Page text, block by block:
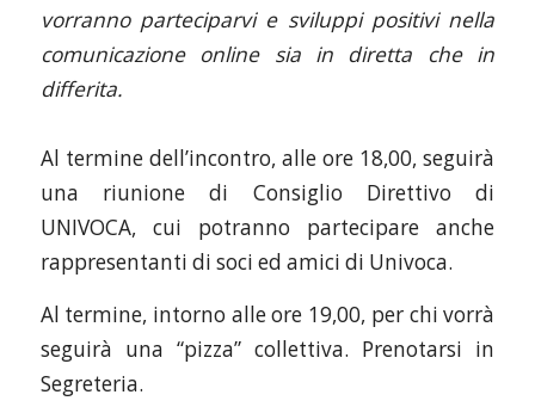
vorranno parteciparvi e sviluppi positivi nella
comunicazione online sia in diretta che in
differita.
Al termine dell’incontro, alle ore 18,00, seguirà
una riunione di Consiglio Direttivo di
UNIVOCA, cui potranno partecipare anche
rappresentanti di soci ed amici di Univoca.
Al termine, intorno alle ore 19,00, per chi vorrà
seguirà una “pizza” collettiva. Prenotarsi in
Segreteria.